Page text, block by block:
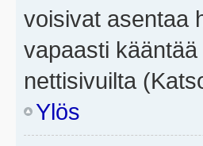
voisivat asentaa
vapaasti
nettisivuilta
Ylös